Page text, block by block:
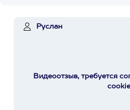
Руслан
Видеоотзыв, требуется